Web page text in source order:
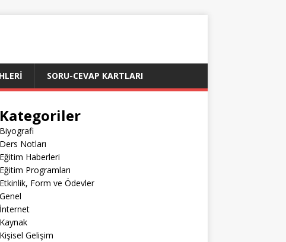
SORU-CEVAP KARTLARI
Kategoriler
Biyografi
Ders Notları
Eğitim Haberleri
Eğitim Programları
Etkinlik, Form ve Ödevler
Genel
İnternet
Kaynak
Kişisel Gelişim